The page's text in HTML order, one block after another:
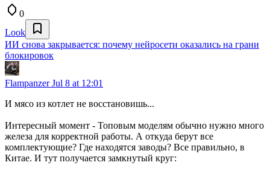
0
Look
ИИ снова закрывается: почему нейросети оказались на грани
блокировок
FlampanzerJul 8 at 12:01
И мясо из котлет не восстановишь...
Интересный момент - Топовым моделям обычно нужно много
железа для корректной работы. А откуда берут все
комплектующие? Где находятся заводы? Все правильно, в
Китае. И тут получается замкнутый круг: